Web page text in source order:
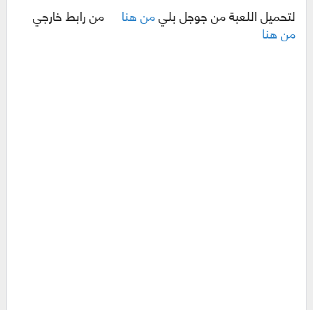
لتحميل اللعبة من جوجل بليمن هنا من رابط خارجي
من هنا